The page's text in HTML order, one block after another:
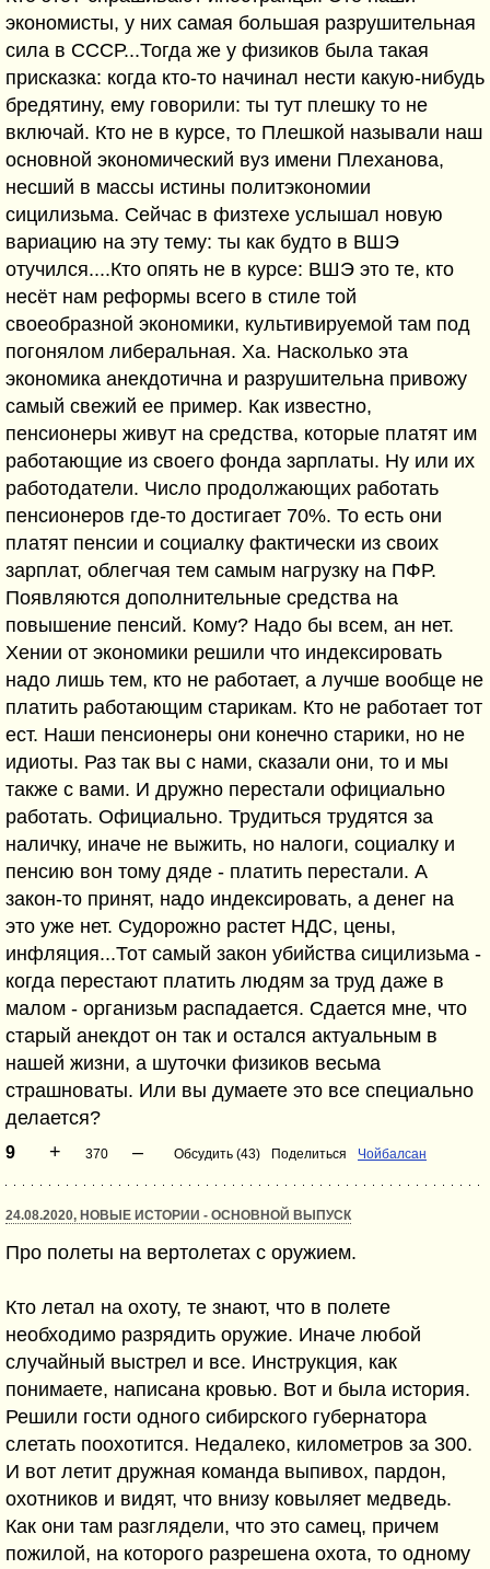
экономисты, у них самая большая разрушительная
сила в СССР...Тогда же у физиков была такая
присказка: когда кто-то начинал нести какую-нибудь
бредятину, ему говорили: ты тут плешку то не
включай. Кто не в курсе, то Плешкой называли наш
основной экономический вуз имени Плеханова,
несший в массы истины политэкономии
сицилизьма. Сейчас в физтехе услышал новую
вариацию на эту тему: ты как будто в ВШЭ
отучился....Кто опять не в курсе: ВШЭ это те, кто
несёт нам реформы всего в стиле той
своеобразной экономики, культивируемой там под
погонялом либеральная. Ха. Насколько эта
экономика анекдотична и разрушительна привожу
самый свежий ее пример. Как известно,
пенсионеры живут на средства, которые платят им
работающие из своего фонда зарплаты. Ну или их
работодатели. Число продолжающих работать
пенсионеров где-то достигает 70%. То есть они
платят пенсии и социалку фактически из своих
зарплат, облегчая тем самым нагрузку на ПФР.
Появляются дополнительные средства на
повышение пенсий. Кому? Надо бы всем, ан нет.
Хении от экономики решили что индексировать
надо лишь тем, кто не работает, а лучше вообще не
платить работающим старикам. Кто не работает тот
ест. Наши пенсионеры они конечно старики, но не
идиоты. Раз так вы с нами, сказали они, то и мы
также с вами. И дружно перестали официально
работать. Официально. Трудиться трудятся за
наличку, иначе не выжить, но налоги, социалку и
пенсию вон тому дяде - платить перестали. А
закон-то принят, надо индексировать, а денег на
это уже нет. Судорожно растет НДС, цены,
инфляция...Тот самый закон убийства сицилизьма -
когда перестают платить людям за труд даже в
малом - организьм распадается. Сдается мне, что
старый анекдот он так и остался актуальным в
нашей жизни, а шуточки физиков весьма
страшноваты. Или вы думаете это все специально
делается?
9 + 370 – Обсудить (43) Поделиться Чойбалсан
24.08.2020, НОВЫЕ ИСТОРИИ - ОСНОВНОЙ ВЫПУСК
Про полеты на вертолетах с оружием.
Кто летал на охоту, те знают, что в полете
необходимо разрядить оружие. Иначе любой
случайный выстрел и все. Инструкция, как
понимаете, написана кровью. Вот и была история.
Решили гости одного сибирского губернатора
слетать поохотится. Недалеко, километров за 300.
И вот летит дружная команда выпивох, пардон,
охотников и видят, что внизу ковыляет медведь.
Как они там разглядели, что это самец, причем
пожилой, на которого разрешена охота, то одному